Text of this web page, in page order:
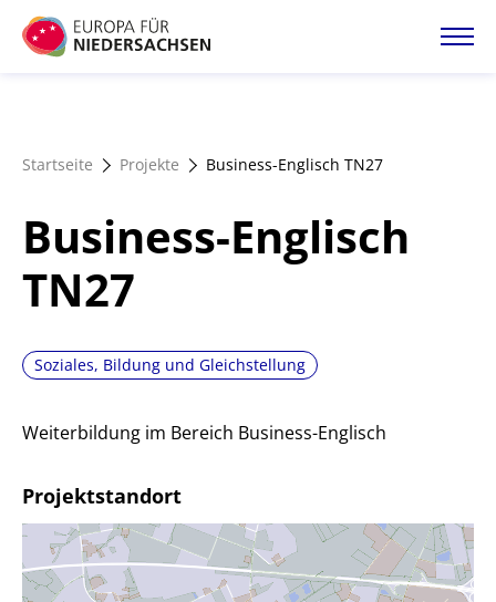
Direkt
zum
Förderangebote
Startseite Projekte Business-Englisch TN27
Business-Englisch
TN27
Soziales, Bildung und Gleichstellung
Weiterbildung im Bereich Business-Englisch
Projektstandort